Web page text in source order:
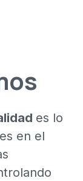
es lo
en el